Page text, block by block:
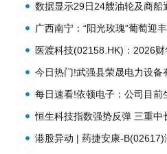
数据显示29日24艘油轮及商船
峡-今日报
广西南宁：“阳光玫瑰”葡萄迎
医渡科技(02158.HK)：2026财
实现从亏损到盈利历史性跨越
今日热门!武强县荣晟电力设备
注册资本10万人民币
每日速看!依顿电子：公司目前
常
恒生科技指数强势反弹 三重中
得关注 每日热闻
港股异动 | 药捷安康-B(02617)